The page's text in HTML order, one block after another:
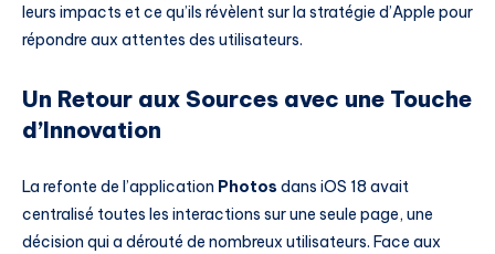
leurs impacts et ce qu’ils révèlent sur la stratégie d’Apple pour
répondre aux attentes des utilisateurs.
Un Retour aux Sources avec une Touche
d’Innovation
La refonte de l’application Photos dans iOS 18 avait
centralisé toutes les interactions sur une seule page, une
décision qui a dérouté de nombreux utilisateurs. Face aux